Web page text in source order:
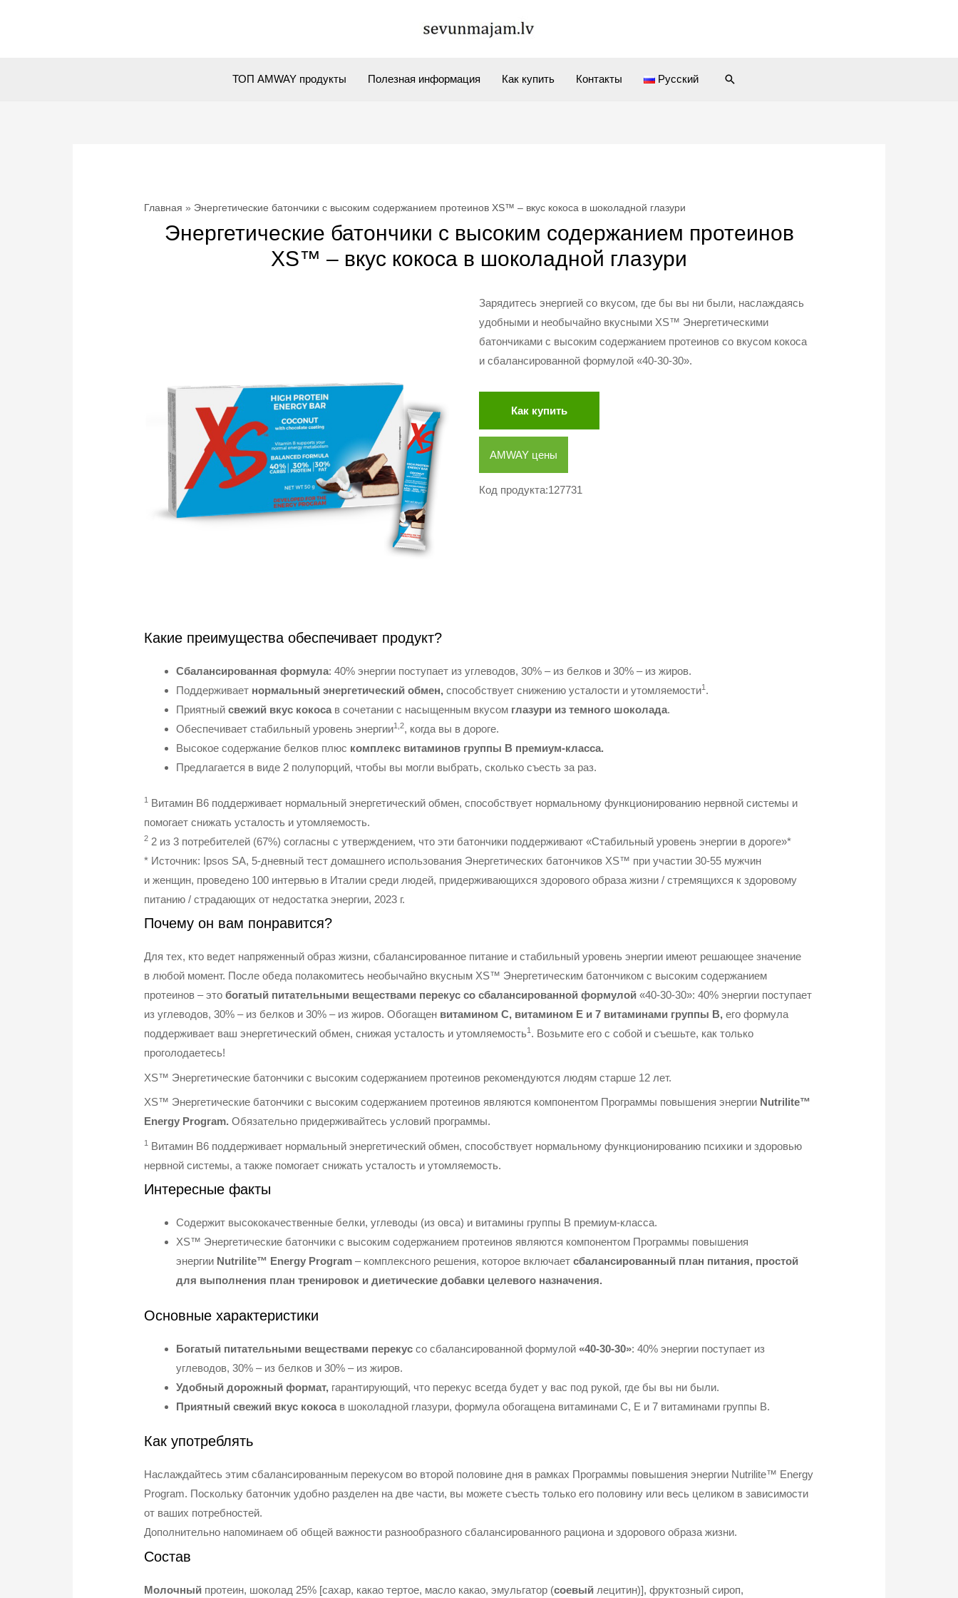
ТОП AMWAY продукты Полезная информация Как купить Контакты Русский Поиск
Главная Энергетические батончики с высоким содержанием протеинов XS™ – вкус кокоса в шоколадной глазури
Энергетические батончики с высоким содержанием протеинов
XS™ – вкус кокоса в шоколадной глазури
Зарядитесь энергией со вкусом, где бы вы ни были, наслаждаясь
удобными и необычайно вкусными XS™ Энергетическими
батончиками с высоким содержанием протеинов со вкусом кокоса
и сбалансированной формулой «40-30-30».
Как купить
AMWAY цены
Код продукта:127731
Какие преимущества обеспечивает продукт?
Сбалансированная формула: 40% энергии поступает из углеводов, 30% – из белков и 30% – из жиров.
Поддерживает нормальный энергетический обмен, способствует снижению усталости и утомляемости1.
Приятныйсвежий вкус кокоса в сочетании с насыщенным вкусом глазури из темного шоколада.
Обеспечивает стабильный уровень энергии1,2, когда вы в дороге.
Высокое содержание белков плюс комплекс витаминов группы B премиум-класса.
Предлагается в виде 2 полупорций, чтобы вы могли выбрать, сколько съесть за раз.
1 Витамин B6 поддерживает нормальный энергетический обмен, способствует нормальному функционированию нервной системы и
помогает снижать усталость и утомляемость.
2 2 из 3 потребителей (67%) согласны с утверждением, что эти батончики поддерживают «Стабильный уровень энергии в дороге»*
* Источник: Ipsos SA, 5-дневный тест домашнего использования Энергетических батончиков XS™ при участии 30-55 мужчин
и женщин, проведено 100 интервью в Италии среди людей, придерживающихся здорового образа жизни / стремящихся к здоровому
питанию / страдающих от недостатка энергии, 2023 г.
Почему он вам понравится?
Для тех, кто ведет напряженный образ жизни, сбалансированное питание и стабильный уровень энергии имеют решающее значение
в любой момент. После обеда полакомитесь необычайно вкусным XS™ Энергетическим батончиком с высоким содержанием
протеинов – этобогатый питательными веществами перекус со сбалансированной формулой «40-30-30»: 40% энергии поступает
из углеводов, 30% – из белков и 30% – из жиров. Обогащен витамином C, витамином E и 7 витаминами группы B, его формула
поддерживает ваш энергетический обмен, снижая усталость и утомляемость1. Возьмите его с собой и съешьте, как только
проголодаетесь!
XS™ Энергетические батончики с высоким содержанием протеинов рекомендуются людям старше 12 лет.
XS™ Энергетические батончики с высоким содержанием протеинов являются компонентом Программы повышения энергии Nutrilite™
Energy Program. Обязательно придерживайтесь условий программы.
1 Витамин B6 поддерживает нормальный энергетический обмен, способствует нормальному функционированию психики и здоровью
нервной системы, а также помогает снижать усталость и утомляемость.
Интересные факты
Содержит высококачественные белки, углеводы (из овса) и витамины группы B премиум-класса.
XS™ Энергетические батончики с высоким содержанием протеинов являются компонентом Программы повышения
энергии Nutrilite™ Energy Program – комплексного решения, которое включаетсбалансированный план питания, простой
для выполнения план тренировок и диетические добавки целевого назначения.
Основные характеристики
Богатый питательными веществами перекус со сбалансированной формулой«40-30-30»: 40% энергии поступает из
углеводов, 30% – из белков и 30% – из жиров.
Удобный дорожный формат, гарантирующий, что перекус всегда будет у вас под рукой, где бы вы ни были.
Приятный свежий вкус кокоса в шоколадной глазури, формула обогащена витаминами C, E и 7 витаминами группы B.
Как употреблять
Наслаждайтесь этим сбалансированным перекусом во второй половине дня в рамках Программы повышения энергии Nutrilite™ Energy
Program. Поскольку батончик удобно разделен на две части, вы можете съесть только его половину или весь целиком в зависимости
от ваших потребностей.
Дополнительно напоминаем об общей важности разнообразного сбалансированного рациона и здорового образа жизни.
Состав
Молочный протеин, шоколад 25% [сахар, какао тертое, масло какао, эмульгатор (соевый лецитин)], фруктозный сироп,